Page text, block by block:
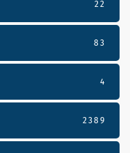
22
83
4
2389